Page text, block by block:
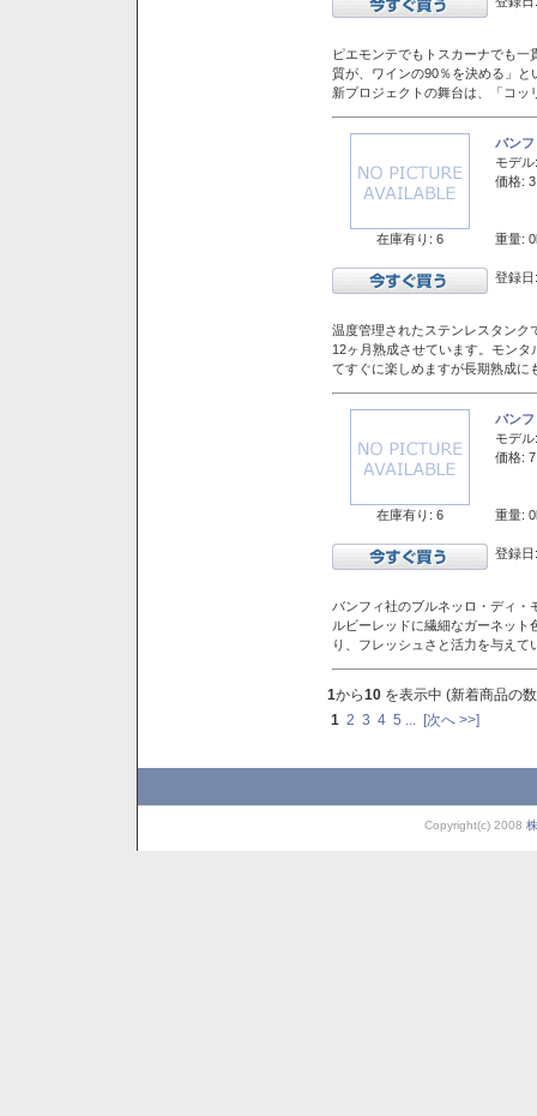
ピエモンテでもトスカーナでも
質が、ワインの90％を決める」
新プロジェクトの舞台は、「コ
在庫有り: 6
バン
モデル:
価格:
重量:
登録
温度管理されたステンレスタンク
12ヶ月熟成させています。モン
てすぐに楽しめますが長期熟成に
在庫有り: 6
バン
モデル:
価格:
重量:
登録
バンフィ社のブルネッロ・ディ
ルビーレッドに繊細なガーネッ
り、フレッシュさと活力を与え
1から10 を表示中 (新着商品の
1 2 3 4 5 [次へ >>]
Copyright(c) 2008